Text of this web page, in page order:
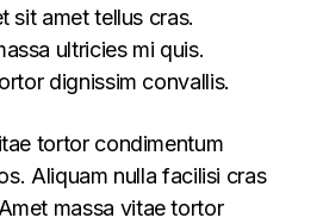
sit amet tellus cras.
ultricies mi quis.
dignissim convallis.
tortor condimentum
Aliquam nulla facilisi cras
massa vitae tortor